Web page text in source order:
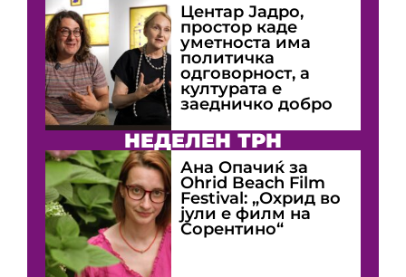
Центар Јадро,
простор каде
уметноста има
политичка
одговорност, а
културата е
заедничко добро
НЕДЕЛЕН ТРН
Ана Опачиќ за
Оhrid Beach Film
Festival: „Охрид во
јули е филм на
Сорентино“